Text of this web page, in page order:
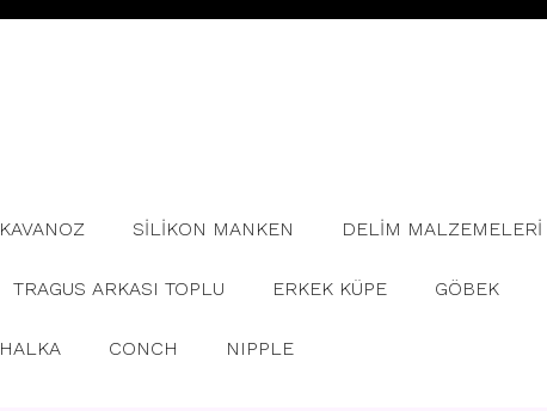
KAVANOZ SİLİKON MANKEN DELİM MALZEMELERİ
TRAGUS ARKASI TOPLU ERKEK KÜPE GÖBEK
HALKA CONCH NIPPLE